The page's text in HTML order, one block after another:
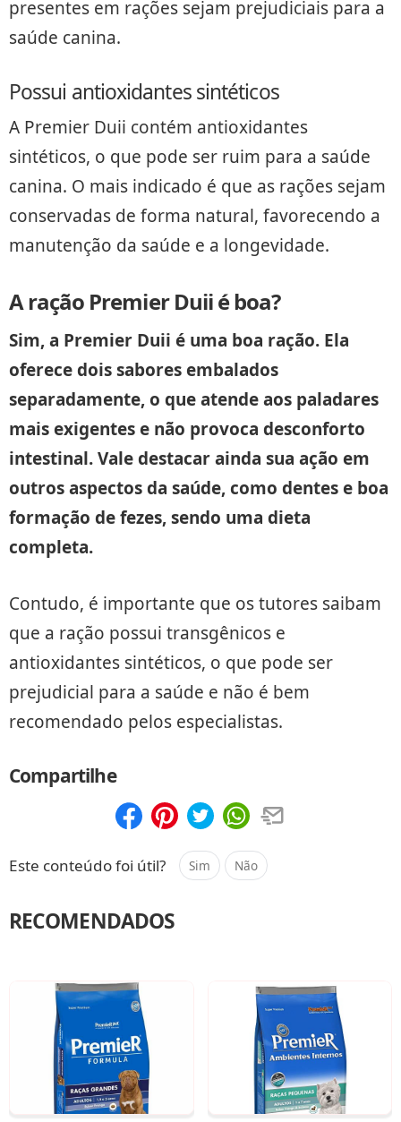
presentes em rações sejam prejudiciais para a
saúde canina.
Possui antioxidantes sintéticos
A Premier Duii contém antioxidantes
sintéticos, o que pode ser ruim para a saúde
canina. O mais indicado é que as rações sejam
conservadas de forma natural, favorecendo a
manutenção da saúde e a longevidade.
A ração Premier Duii é boa?
Sim, a Premier Duii é uma boa ração. Ela
oferece dois sabores embalados
separadamente, o que atende aos paladares
mais exigentes e não provoca desconforto
intestinal. Vale destacar ainda sua ação em
outros aspectos da saúde, como dentes e boa
formação de fezes, sendo uma dieta
completa.
Contudo, é importante que os tutores saibam
que a ração possui transgênicos e
antioxidantes sintéticos, o que pode ser
prejudicial para a saúde e não é bem
recomendado pelos especialistas.
Compartilhe
Este conteúdo foi útil? Sim Não
RECOMENDADOS